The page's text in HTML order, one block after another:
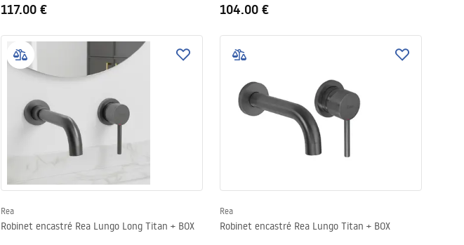
117.00 € 104.00 €
Rea
Robinet encastré Rea Lungo Long Titan + BOX
Rea
Robinet encastré Rea Lungo Titan + BOX